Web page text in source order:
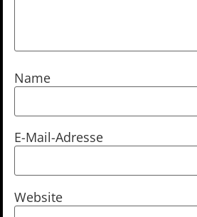
Name
E-Mail-Adresse
Website